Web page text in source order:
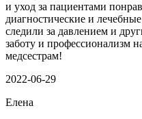
и уход за пациентами
диагностические и
следили за давлением и
заботу и профессионализм
медсестрам!
2022-06-29
Елена